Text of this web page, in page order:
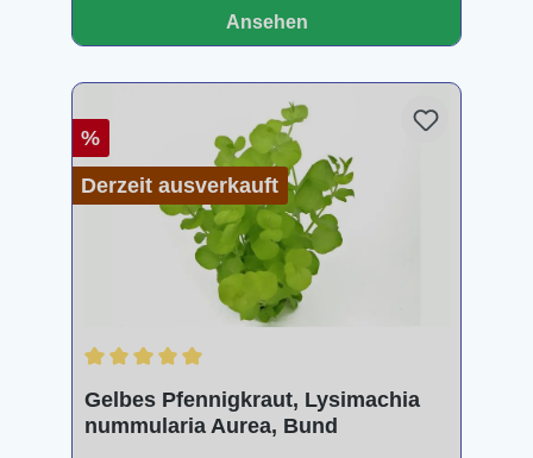
Ansehen
%
Derzeit ausverkauft
Gelbes Pfennigkraut, Lysimachia
nummularia Aurea, Bund